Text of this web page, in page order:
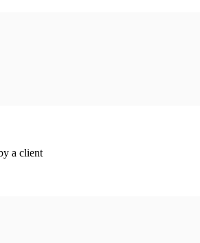
a client